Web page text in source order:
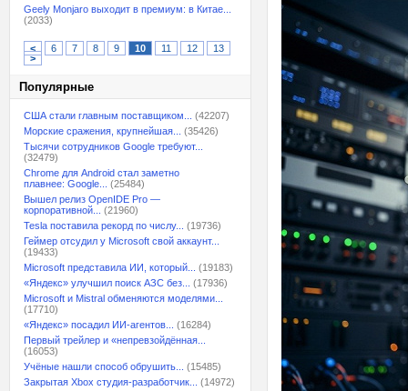
Geely Monjaro выходит в премиум: в Китае...
(2033)
< 6 7 8 9 10 11 12
13
>
Популярные
США стали главным поставщиком...
(42207)
Морские сражения, крупнейшая...
(35426)
Тысячи сотрудников Google требуют...
(32479)
Chrome для Android стал заметно
плавнее: Google...
(25484)
Вышел релиз OpenIDE Pro —
корпоративной...
(21960)
Tesla поставила рекорд по числу...
(19736)
Геймер отсудил у Microsoft свой аккаунт...
(19433)
Microsoft представила ИИ, который...
(19183)
«Яндекс» улучшил поиск АЗС без...
(17936)
Microsoft и Mistral обменяются моделями...
(17710)
«Яндекс» посадил ИИ-агентов...
(16284)
Первый трейлер и «непревзойдённая...
(16053)
Учёные нашли способ обрушить...
(15485)
Закрытая Xbox студия-разработчик...
(14972)